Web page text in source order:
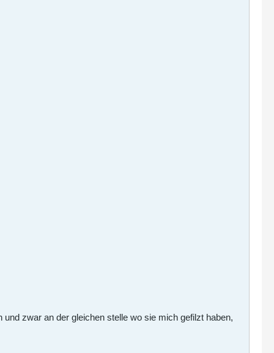
zwar an der gleichen stelle wo sie mich gefilzt haben,